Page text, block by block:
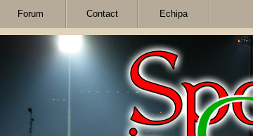
Forum Contact Echipa